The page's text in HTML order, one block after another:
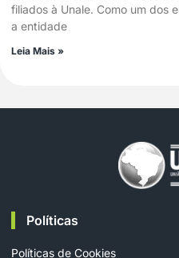
filiados à Unale. Como um dos
a entidade
Leia Mais »
Políticas
Políticas de Cookies